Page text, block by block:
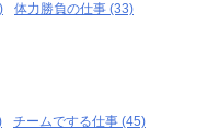
体力勝負の仕事 (33)
チームでする仕事 (45)